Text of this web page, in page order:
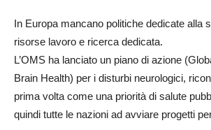
In Europa mancano politiche dedicate alla
risorse lavoro e ricerca dedicata.
L’OMS ha lanciato un piano di azione
Brain Health) per i disturbi neurologici,
prima volta come una priorità di salute
quindi tutte le nazioni ad avviare progetti